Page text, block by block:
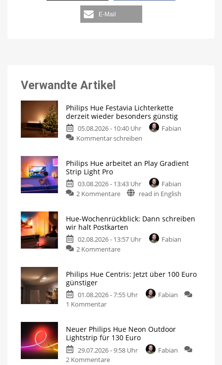
E-Mail
Verwandte Artikel
Philips Hue Festavia Lichterkette
derzeit wieder besonders günstig
05.08.2026 - 10:40 Uhr
Fabian
Kommentar schreiben
Philips Hue arbeitet an Play Gradient
Strip Light Pro
03.08.2026 - 13:43 Uhr
Fabian
2 Kommentare
read in English
Hue-Wochenrückblick: Dann schreiben
wir halt Postkarten
02.08.2026 - 13:57 Uhr
Fabian
2 Kommentare
Philips Hue Centris: Jetzt über 100 Euro
günstiger
01.08.2026 - 7:55 Uhr
Fabian
1 Kommentar
Neuer Philips Hue Neon Outdoor
Lightstrip für 130 Euro
29.07.2026 - 9:58 Uhr
Fabian
2 Kommentare